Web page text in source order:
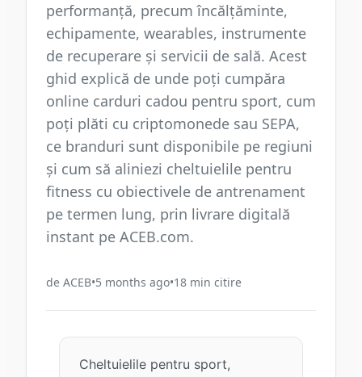
performanță, precum încălțăminte,
echipamente, wearables, instrumente
de recuperare și servicii de sală. Acest
ghid explică de unde poți cumpăra
online carduri cadou pentru sport, cum
poți plăti cu criptomonede sau SEPA,
ce branduri sunt disponibile pe regiuni
și cum să aliniezi cheltuielile pentru
fitness cu obiectivele de antrenament
pe termen lung, prin livrare digitală
instant pe ACEB.com.
de ACEB•5 months ago•18 min citire
Cheltuielile pentru sport,